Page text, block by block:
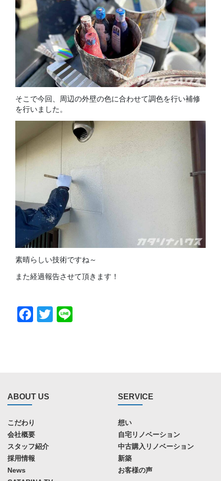
そこで今回、周辺の外壁の色に合わせて調色を行い補修
を行いました。
素晴らしい技術ですね～
また経過報告させて頂きます！
Facebook
Twitter
ABOUT US
こだわり
会社概要
スタッフ紹介
採用情報
News
SERVICE
想い
自宅リノベーション
中古購入リノベーション
新築
お客様の声